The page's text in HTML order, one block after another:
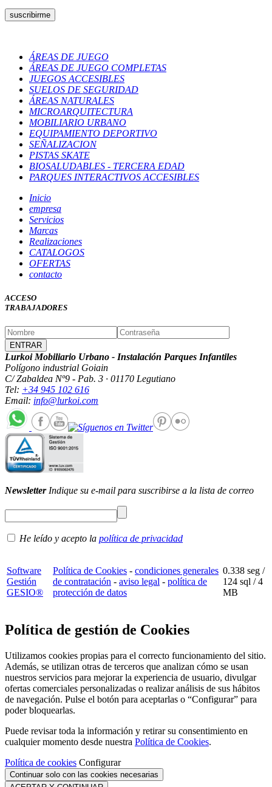
ÁREAS DE JUEGO
ÁREAS DE JUEGO COMPLETAS
JUEGOS ACCESIBLES
SUELOS DE SEGURIDAD
ÁREAS NATURALES
MICROARQUITECTURA
MOBILIARIO URBANO
EQUIPAMIENTO DEPORTIVO
SEÑALIZACION
PISTAS SKATE
BIOSALUDABLES - TERCERA EDAD
PARQUES INTERACTIVOS ACCESIBLES
Inicio
empresa
Servicios
Marcas
Realizaciones
CATALOGOS
OFERTAS
contacto
ACCESO
TRABAJADORES
Lurkoi Mobiliario Urbano - Instalación Parques Infantiles
Polígono industrial Goiain
C/ Zabaldea Nº9 - Pab. 3 · 01170 Legutiano
Tel: +34 945 102 616
Email: info@lurkoi.com
NewsletterIndique su e-mail para suscribirse a la lista de correo
He leído y acepto la política de privacidad
Software
Gestión
GESIO®
Política de Cookies - condiciones generales
de contratación - aviso legal - política de
protección de datos
0.338 seg /
124 sql / 4
MB
Política de gestión de Cookies
Utilizamos cookies propias para el correcto funcionamiento del sitio.
Además, se utilizan otras de terceros que analizan cómo se usan
nuestros servicios para mejorar la experiencia de usuario, divulgar
ofertas comerciales personalizadas o realizar análisis de sus hábitos
de navegación. Pulse el botón para aceptarlas o “Configurar” para
poder bloquearlas.
Puede revisar toda la información y retirar su consentimiento en
cualquier momento desde nuestra Política de Cookies.
Política de cookies Configurar
Continuar solo con las cookies necesarias